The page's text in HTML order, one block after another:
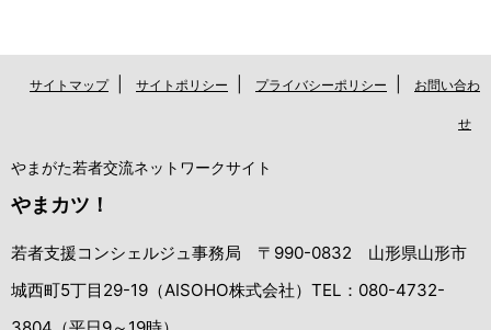
サイトマップ サイトポリシー プライバシーポリシー お問い合わ
せ
やまがた若者交流ネットワークサイト
やまカツ！
若者支援コンシェルジュ事務局 〒990-0832 山形県山形市
城西町5丁目29-19（AISOHO株式会社）TEL：080-4732-